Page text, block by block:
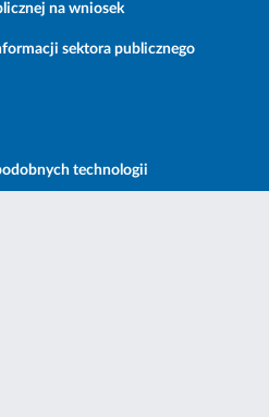
na wniosek
sektora publicznego
technologii